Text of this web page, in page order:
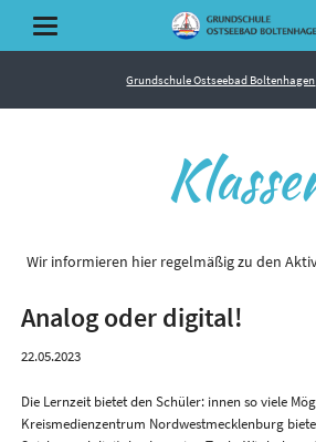
Grundschule Ostseebad Boltenhagen
Wir informieren hier regelmäßig zu den
Analog oder digital!
22.05.2023
Die Lernzeit bietet den Schüler: innen so viele
Kreismedienzentrum Nordwestmecklenburg